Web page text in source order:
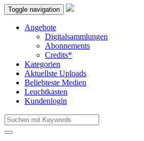
Toggle navigation
Angebote
Digitalsammlungen
Abonnements
Credits*
Kategorien
Aktuellste Uploads
Beliebteste Medien
Leuchtkasten
Kundenlogin